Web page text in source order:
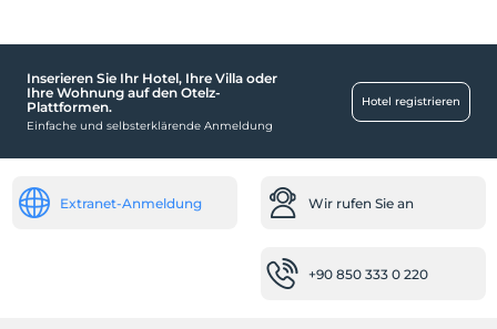
Kind
Kinderbett
Babybett
Flughafentransfer, kostenpflichtig
Inserieren Sie Ihr Hotel, Ihre Villa oder
Ihre Wohnung auf den Otelz-
Plattformen.
Einfache und selbsterklärende Anmeldung
Hotel registrieren
Extranet-Anmeldung Wir rufen Sie an
+90 850 333 0 220